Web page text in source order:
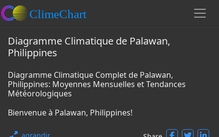
Diagramme Climatique de Palawan,
Philippines
Diagramme Climatique Complet de Palawan,
Philippines: Moyennes Mensuelles et Tendances
Météorologiques
Bienvenue à Palawan, Philippines!